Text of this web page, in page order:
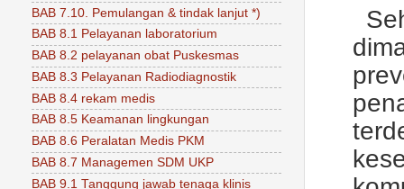
BAB 7.10. Pemulangan & tindak lanjut *)
BAB 8.1 Pelayanan laboratorium
BAB 8.2 pelayanan obat Puskesmas
BAB 8.3 Pelayanan Radiodiagnostik
BAB 8.4 rekam medis
BAB 8.5 Keamanan lingkungan
BAB 8.6 Peralatan Medis PKM
BAB 8.7 Managemen SDM UKP
BAB 9.1 Tanggung jawab tenaga klinis